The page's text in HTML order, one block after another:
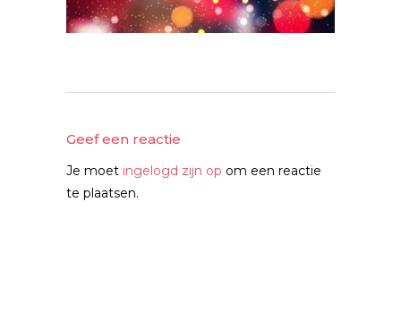
Geef een reactie
Je moet ingelogd zijn op om een reactie
te plaatsen.